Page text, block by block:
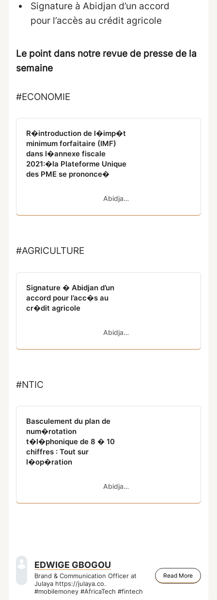
Signature à Abidjan d’un accord
pour l’accès au crédit agricole
Le point dans notre revue de presse de la
semaine
#ECONOMIE
R�introduction de l�imp�t
minimum forfaitaire (IMF)
dans l�annexe fiscale
2021:�la Plateforme Unique
des PME se prononce�
Abidjan.net
#AGRICULTURE
Signature � Abidjan d’un
accord pour l’acc�s au
cr�dit agricole
Abidjan.net
#NTIC
Basculement du plan de
num�rotation
t�l�phonique de 8 � 10
chiffres : Tout sur
l�op�ration
Abidjan.net
EDWIGE GBOGOU
Brand & Communication Officer at
Julaya https://julaya.co.
#mobilemoney #AfricaTech #fintech
Read More